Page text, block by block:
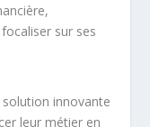
sur ses
innovante
leur métier en